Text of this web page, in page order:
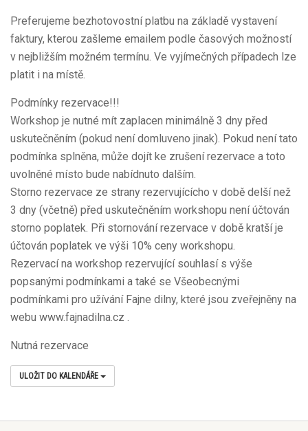
Preferujeme bezhotovostní platbu na základě vystavení
faktury, kterou zašleme emailem podle časových možností
v nejbližším možném termínu. Ve vyjímečných případech lze
platit i na místě.
Podmínky rezervace!!!
Workshop je nutné mít zaplacen minimálně 3 dny před
uskutečněním (pokud není domluveno jinak). Pokud není tato
podmínka splněna, může dojít ke zrušení rezervace a toto
uvolněné místo bude nabídnuto dalším.
Storno rezervace ze strany rezervujícícho v době delší než
3 dny (včetně) před uskutečněním workshopu není účtován
storno poplatek. Při stornování rezervace v době kratší je
účtován poplatek ve výši 10% ceny workshopu.
Rezervací na workshop rezervující souhlasí s výše
popsanými podmínkami a také se Všeobecnými
podmínkami pro užívání Fajne dilny, které jsou zveřejněny na
webu www.fajnadilna.cz .
Nutná rezervace
ULOŽIT DO KALENDÁŘE